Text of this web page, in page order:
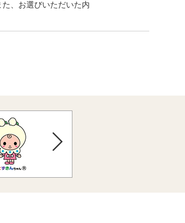
、お選びいただいた内